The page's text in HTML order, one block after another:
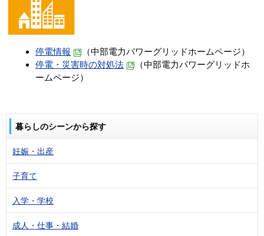
停電情報
（中部電力パワーグリッドホームページ）
停電・災害時の対処法
（中部電力パワーグリッドホ
ームページ）
暮らしのシーンから探す
妊娠・出産
子育て
入学・学校
成人・仕事・結婚